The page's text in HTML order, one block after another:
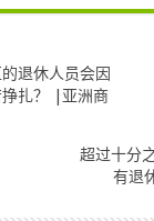
退休人员会因
挣扎？ |亚洲商
超过十分
有退